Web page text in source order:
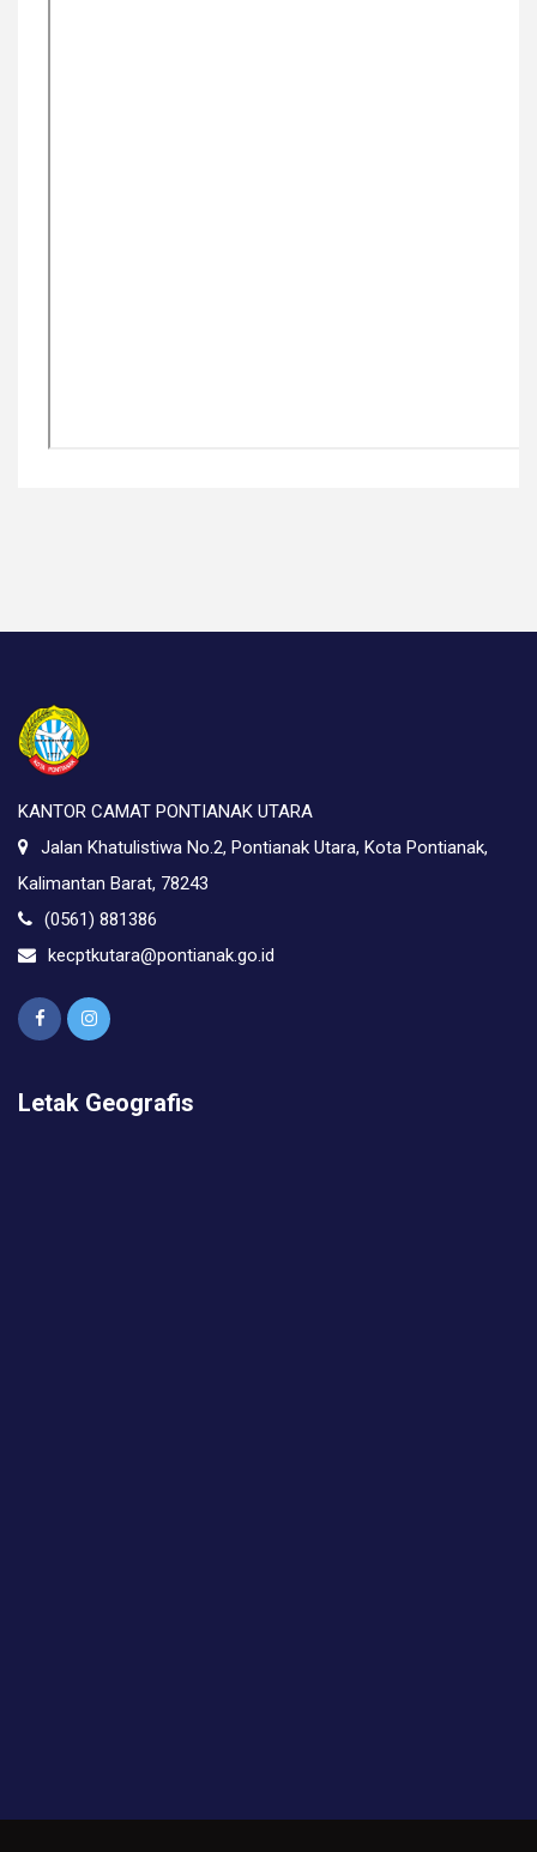
KANTOR CAMAT PONTIANAK UTARA
Jalan Khatulistiwa No.2, Pontianak Utara, Kota Pontianak,
Kalimantan Barat, 78243
(0561) 881386
kecptkutara@pontianak.go.id
Letak Geografis